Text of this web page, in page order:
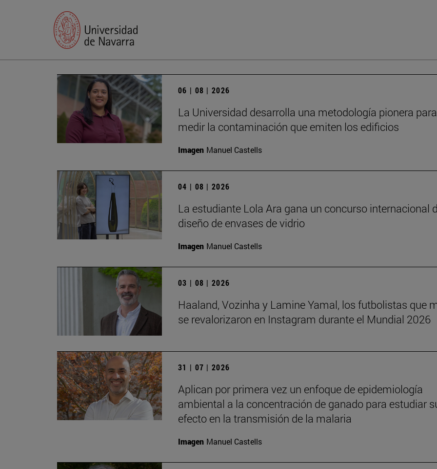
06 | 08 | 2026
La Universidad desarrolla una metodología pionera para
medir la contaminación que emiten los edificios
Imagen Manuel Castells
04 | 08 | 2026
La estudiante Lola Ara gana un concurso internacional
diseño de envases de vidrio
Imagen Manuel Castells
03 | 08 | 2026
Haaland, Vozinha y Lamine Yamal, los futbolistas que
se revalorizaron en Instagram durante el Mundial 2026
31 | 07 | 2026
Aplican por primera vez un enfoque de epidemiología
ambiental a la concentración de ganado para estudiar
efecto en la transmisión de la malaria
Imagen Manuel Castells